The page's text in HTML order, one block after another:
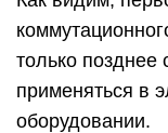
только позднее
применяться в
оборудовании.